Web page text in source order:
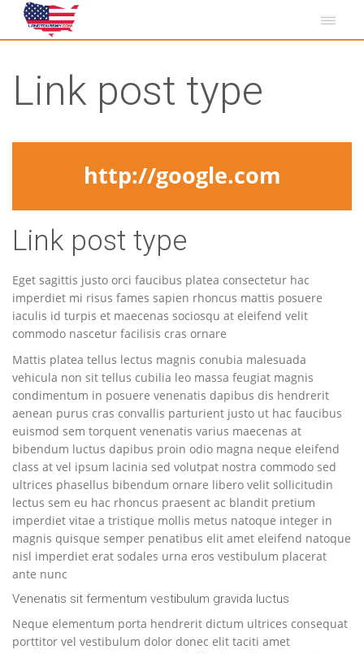
Link post type
http://google.com
Link post type
Eget sagittis justo orci faucibus platea consectetur hac
imperdiet mi risus fames sapien rhoncus mattis posuere
iaculis id turpis et maecenas sociosqu at eleifend velit
commodo nascetur facilisis cras ornare
Mattis platea tellus lectus magnis conubia malesuada
vehicula non sit tellus cubilia leo massa feugiat magnis
condimentum in posuere venenatis dapibus dis hendrerit
aenean purus cras convallis parturient justo ut hac faucibus
euismod sem torquent venenatis varius maecenas at
bibendum luctus dapibus proin odio magna neque eleifend
class at vel ipsum lacinia sed volutpat nostra commodo sed
ultrices phasellus bibendum ornare libero velit sollicitudin
lectus sem eu hac rhoncus praesent ac blandit pretium
imperdiet vitae a tristique mollis metus natoque integer in
magnis quisque semper penatibus elit amet eleifend natoque
nisl imperdiet erat sodales urna eros vestibulum placerat
ante nunc
Venenatis sit fermentum vestibulum gravida luctus
Neque elementum porta hendrerit dictum ultrices consequat
porttitor vel vestibulum dolor donec elit taciti amet